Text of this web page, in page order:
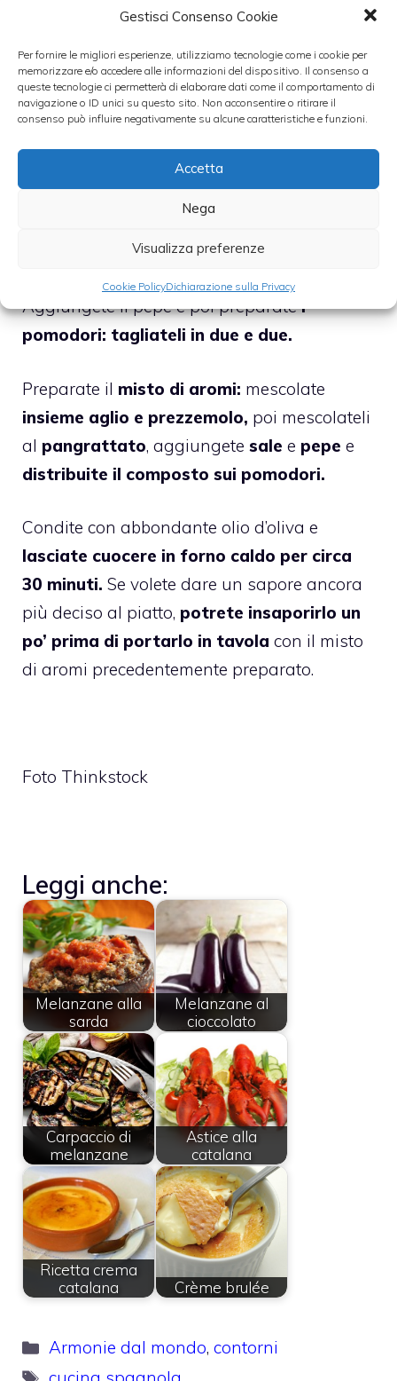
Gestisci Consenso Cookie
Per fornire le migliori esperienze, utilizziamo tecnologie come i cookie per
memorizzare e/o accedere alle informazioni del dispositivo. Il consenso a
queste tecnologie ci permetterà di elaborare dati come il comportamento di
navigazione o ID unici su questo sito. Non acconsentire o ritirare il
consenso può influire negativamente su alcune caratteristiche e funzioni.
Accetta
Nega
Visualizza preferenze
Cookie PolicyDichiarazione sulla Privacy
non sarà diventato ben caldo:
immergete le melanzane e lasciatele dorate.
Non appena sarannodiventate dorate
posatele su un foglio di carta assorbente da
cucina per togliere l’olio in eccesso.
dovrà poi andare in forno.
Aggiungete il pepe e poi preparatei
pomodori: tagliateli in due e due.
Preparate il misto di aromi: mescolate
insieme aglio e prezzemolo, poi mescolateli
al pangrattato, aggiungete sale e pepe e
distribuite il composto sui pomodori.
Condite con abbondante olio d’oliva e
lasciate cuocere in forno caldo per circa
30 minuti. Se volete dare un sapore ancora
più deciso al piatto, potrete insaporirlo un
po’ prima di portarlo in tavola con il misto
di aromi precedentemente preparato.
Foto Thinkstock
Leggi anche:
Melanzane alla
sarda
Melanzane al
cioccolato
Carpaccio di
melanzane
Astice alla
catalana
Ricetta crema
catalana
Crème brulée
Categorie
Armonie dal mondo,contorni
Tag